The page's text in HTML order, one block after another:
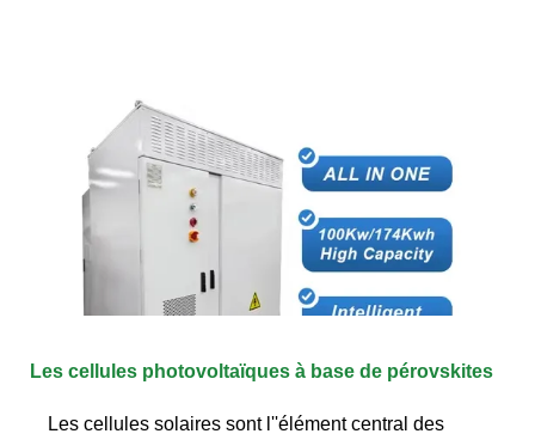
Les cellules photovoltaïques à base de pérovskites
Les cellules solaires sont l''élément central des